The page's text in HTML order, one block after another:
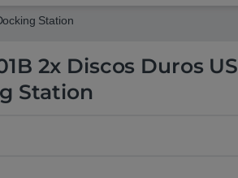
Station
2x Discos Duros
Station